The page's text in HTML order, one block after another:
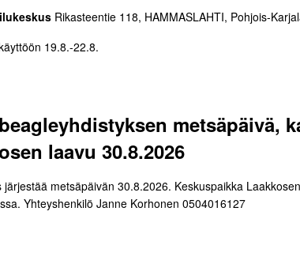
Rikasteentie 118, HAMMASLAHTI, Pohjois-
19.8.-22.8.
metsäpäivä,
laavu 30.8.2026
metsäpäivän 30.8.2026. Keskuspaikka
Yhteyshenkilö Janne Korhonen 0504016127